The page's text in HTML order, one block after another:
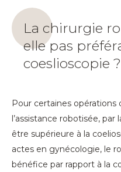
La chirurgie
elle pas
coeslioscopie ?
Pour certaines
l’assistance robotisée,
être supérieure à la
actes en gynécologie, le
bénéfice par rapport à la